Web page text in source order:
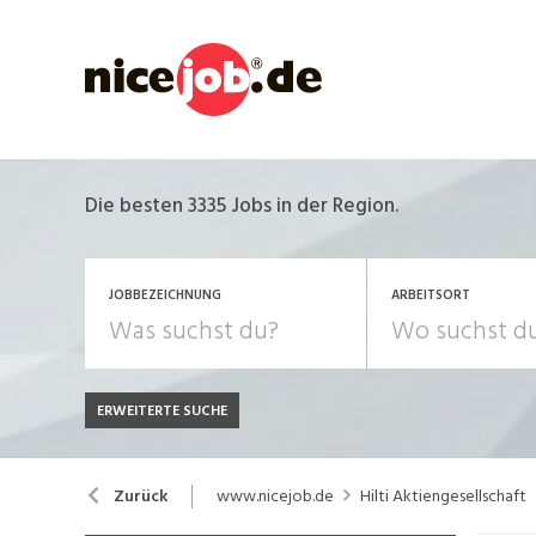
Die besten 3335 Jobs in der Region.
JOBBEZEICHNUNG ARBEITSORT
JOB-TYP
Festanstellung
Bank, Versicherung
Chemie, Pharma, Biotechnologie
ERWEITERTE SUCHE
Zurück www.nicejob.de Hilti Aktiengesellschaft